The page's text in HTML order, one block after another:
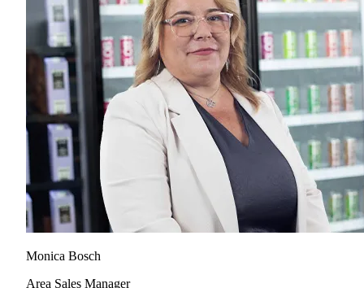
Monica Bosch
Area Sales Manager